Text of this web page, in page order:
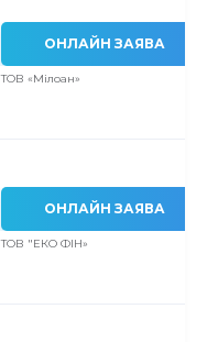
ОНЛАЙН ЗАЯВА
ТОВ «Мілоан»
ОНЛАЙН ЗАЯВА
ТОВ "ЕКО ФІН»